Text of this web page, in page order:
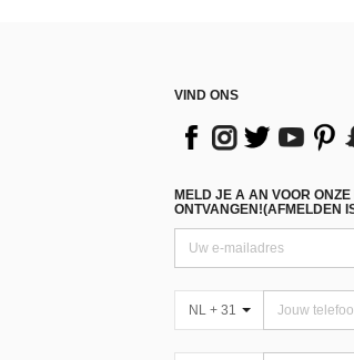
VIND ONS
MELD JE A AN VOOR
ONTVANGEN!(AFMELDEN
NL + 31